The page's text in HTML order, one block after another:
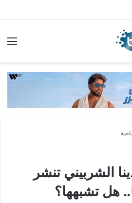
الشربيني تنشر
هل تشبهها؟